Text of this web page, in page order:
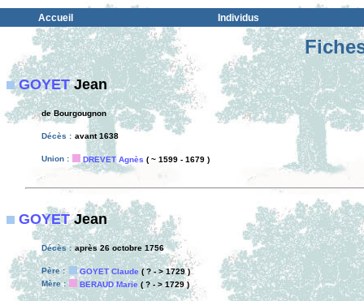
Accueil Individus
GOYETJean
de Bourgougnon
Décès : avant 1638
Union : DREVET Agnès ( ~ 1599 - 1679 )
GOYETJean
Décès : après 26 octobre 1756
Père : GOYET Claude ( ? - > 1729 )
Mère :
BERAUD Marie ( ? - > 1729 )